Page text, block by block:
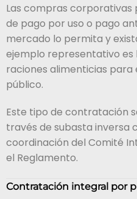
Las compras corporativas
de pago por uso o pago
mercado lo permita y
ejemplo representativo
raciones alimenticias para
público.
Este tipo de contratación
través de subasta inversa
coordinación del Comité
el Reglamento.
Contratación integral por